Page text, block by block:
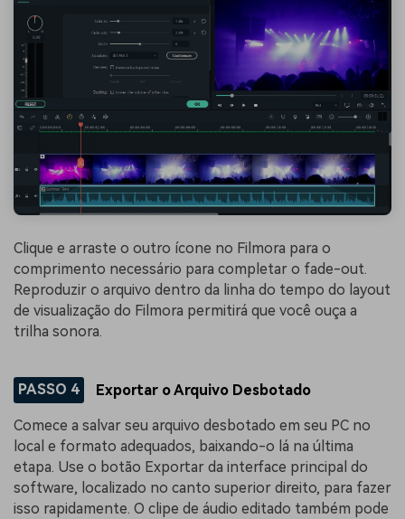
Clique e arraste o outro ícone no Filmora para o
comprimento necessário para completar o fade-out.
Reproduzir o arquivo dentro da linha do tempo do layout
de visualização do Filmora permitirá que você ouça a
trilha sonora.
PASSO 4 Exportar o Arquivo Desbotado
Comece a salvar seu arquivo desbotado em seu PC no
local e formato adequados, baixando-o lá na última
etapa. Use o botão Exportar da interface principal do
software, localizado no canto superior direito, para fazer
isso rapidamente. O clipe de áudio editado também pode